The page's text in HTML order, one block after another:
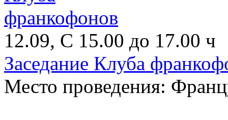
12.09, С 15.00 до 17.00 ч
Заседание Клуба
Место проведения: